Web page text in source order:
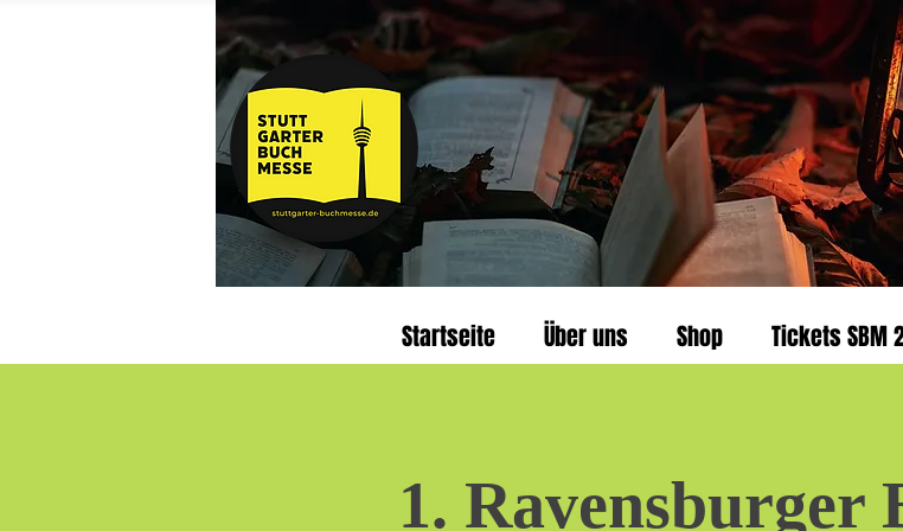
Startseite Über uns Shop Tickets SBM
1. Ravensburger